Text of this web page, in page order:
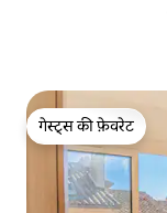
गेस्ट्स की फ़ेवरेट
गेस्ट्स की फ़ेवरेट